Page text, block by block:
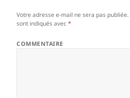
Votre adresse e-mail ne sera pas publiée.
sont indiqués avec*
COMMENTAIRE